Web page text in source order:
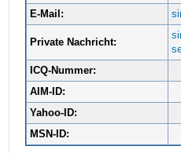
E-Mail:
Private Nachricht:
ICQ-Nummer:
AIM-ID:
Yahoo-ID:
MSN-ID: